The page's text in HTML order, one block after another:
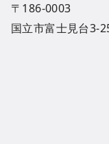
〒186-0003
国立市富士見台3-